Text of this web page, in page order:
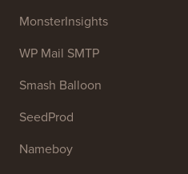
MonsterInsights
WP Mail SMTP
Smash Balloon
SeedProd
Nameboy